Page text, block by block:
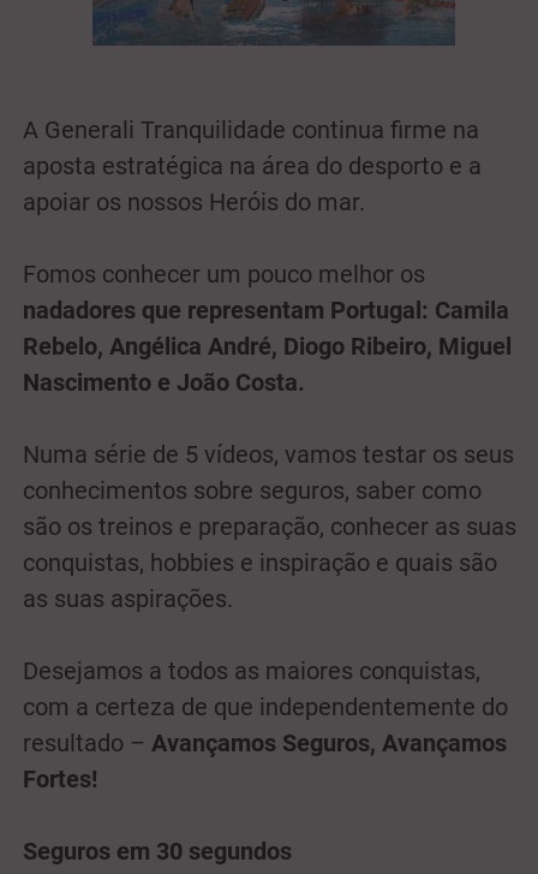
A Generali Tranquilidade continua firme na
aposta estratégica na área do desporto e a
apoiar os nossos Heróis do mar.
Fomos conhecer um pouco melhor os
nadadores que representam Portugal: Camila
Rebelo, Angélica André, Diogo Ribeiro, Miguel
Nascimento e João Costa.
Numa série de 5 vídeos, vamos testar os seus
conhecimentos sobre seguros, saber como
são os treinos e preparação, conhecer as suas
conquistas, hobbies e inspiração e quais são
as suas aspirações.
Desejamos a todos as maiores conquistas,
com a certeza de que independentemente do
resultado – Avançamos Seguros, Avançamos
Fortes!
Seguros em 30 segundos